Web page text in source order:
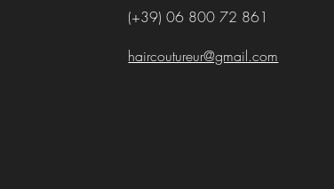
(+39) 06 800 72 861
haircoutureur@gmail.com